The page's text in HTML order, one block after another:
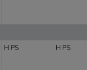
H PS H PS